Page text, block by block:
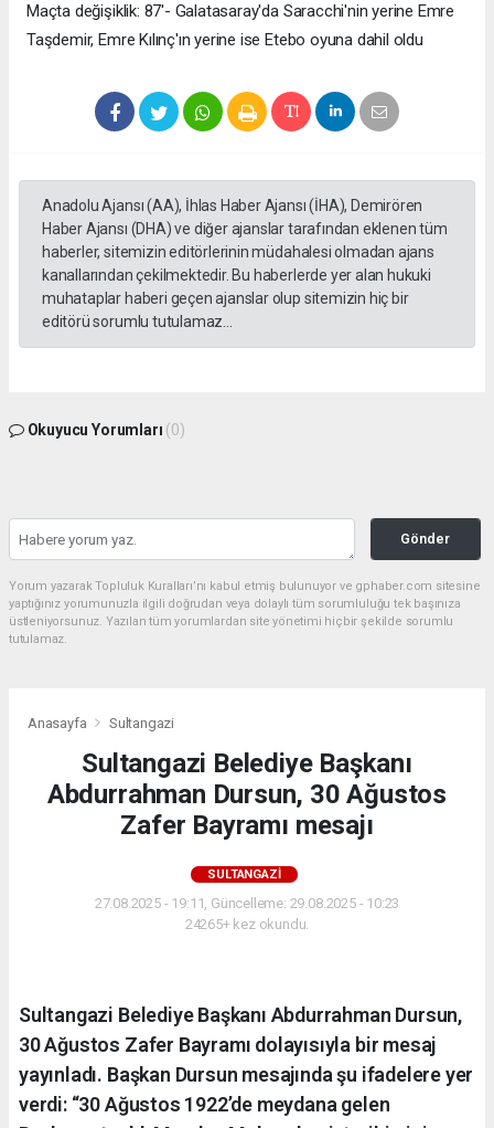
Maçta değişiklik: 87'- Galatasaray'da Saracchi'nin yerine Emre
Taşdemir, Emre Kılınç'ın yerine ise Etebo oyuna dahil oldu
Anadolu Ajansı (AA), İhlas Haber Ajansı (İHA), Demirören
Haber Ajansı (DHA) ve diğer ajanslar tarafından eklenen tüm
haberler, sitemizin editörlerinin müdahalesi olmadan ajans
kanallarından çekilmektedir. Bu haberlerde yer alan hukuki
muhataplar haberi geçen ajanslar olup sitemizin hiç bir
editörü sorumlu tutulamaz...
Okuyucu Yorumları (0)
Gönder
Yorum yazarak Topluluk Kuralları’nı kabul etmiş bulunuyor ve gphaber.com sitesine
yaptığınız yorumunuzla ilgili doğrudan veya dolaylı tüm sorumluluğu tek başınıza
üstleniyorsunuz. Yazılan tüm yorumlardan site yönetimi hiçbir şekilde sorumlu
tutulamaz.
Anasayfa Sultangazi
Sultangazi Belediye Başkanı
Abdurrahman Dursun, 30 Ağustos
Zafer Bayramı mesajı
SULTANGAZI
27.08.2025 - 19:11, Güncelleme: 29.08.2025 - 10:23
24265+ kez okundu.
Sultangazi Belediye Başkanı Abdurrahman Dursun,
30 Ağustos Zafer Bayramı dolayısıyla bir mesaj
yayınladı. Başkan Dursun mesajında şu ifadelere yer
verdi: “30 Ağustos 1922’de meydana gelen